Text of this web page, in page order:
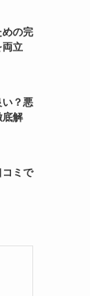
の完
両立
？悪
底解
ミで